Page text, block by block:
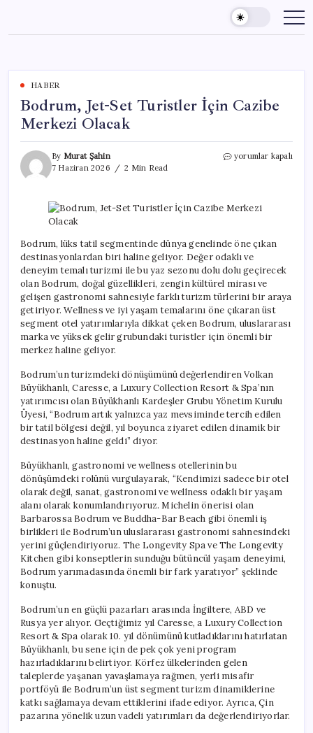
content
HABER
Bodrum, Jet-Set Turistler İçin Cazibe
Merkezi Olacak
By Murat Şahin
7 Haziran 2026
2 Min Read
Bodrum,
İçin
Cazibe
Olacak
için
yorumlar kapalı
Bodrum, lüks tatil segmentinde dünya genelinde öne çıkan
destinasyonlardan biri haline geliyor. Değer odaklı ve
deneyim temalı turizmi ile bu yaz sezonu dolu dolu geçirecek
olan Bodrum, doğal güzellikleri, zengin kültürel mirası ve
gelişen gastronomi sahnesiyle farklı turizm türlerini bir araya
getiriyor. Wellness ve iyi yaşam temalarını öne çıkaran üst
segment otel yatırımlarıyla dikkat çeken Bodrum, uluslararası
marka ve yüksek gelir grubundaki turistler için önemli bir
merkez haline geliyor.
Bodrum’un turizmdeki dönüşümünü değerlendiren Volkan
Büyükhanlı, Caresse, a Luxury Collection Resort & Spa’nın
yatırımcısı olan Büyükhanlı Kardeşler Grubu Yönetim Kurulu
Üyesi, “Bodrum artık yalnızca yaz mevsiminde tercih edilen
bir tatil bölgesi değil, yıl boyunca ziyaret edilen dinamik bir
destinasyon haline geldi” diyor.
Büyükhanlı, gastronomi ve wellness otellerinin bu
dönüşümdeki rolünü vurgulayarak, “Kendimizi sadece bir otel
olarak değil, sanat, gastronomi ve wellness odaklı bir yaşam
alanı olarak konumlandırıyoruz. Michelin önerisi olan
Barbarossa Bodrum ve Buddha-Bar Beach gibi önemli iş
birlikleri ile Bodrum’un uluslararası gastronomi sahnesindeki
yerini güçlendiriyoruz. The Longevity Spa ve The Longevity
Kitchen gibi konseptlerin sunduğu bütüncül yaşam deneyimi,
Bodrum yarımadasında önemli bir fark yaratıyor” şeklinde
konuştu.
Bodrum’un en güçlü pazarları arasında İngiltere, ABD ve
Rusya yer alıyor. Geçtiğimiz yıl Caresse, a Luxury Collection
Resort & Spa olarak 10. yıl dönümünü kutladıklarını hatırlatan
Büyükhanlı, bu sene için de pek çok yeni program
hazırladıklarını belirtiyor. Körfez ülkelerinden gelen
taleplerde yaşanan yavaşlamaya rağmen, yerli misafir
portföyü ile Bodrum’un üst segment turizm dinamiklerine
katkı sağlamaya devam ettiklerini ifade ediyor. Ayrıca, Çin
pazarına yönelik uzun vadeli yatırımları da değerlendiriyorlar.